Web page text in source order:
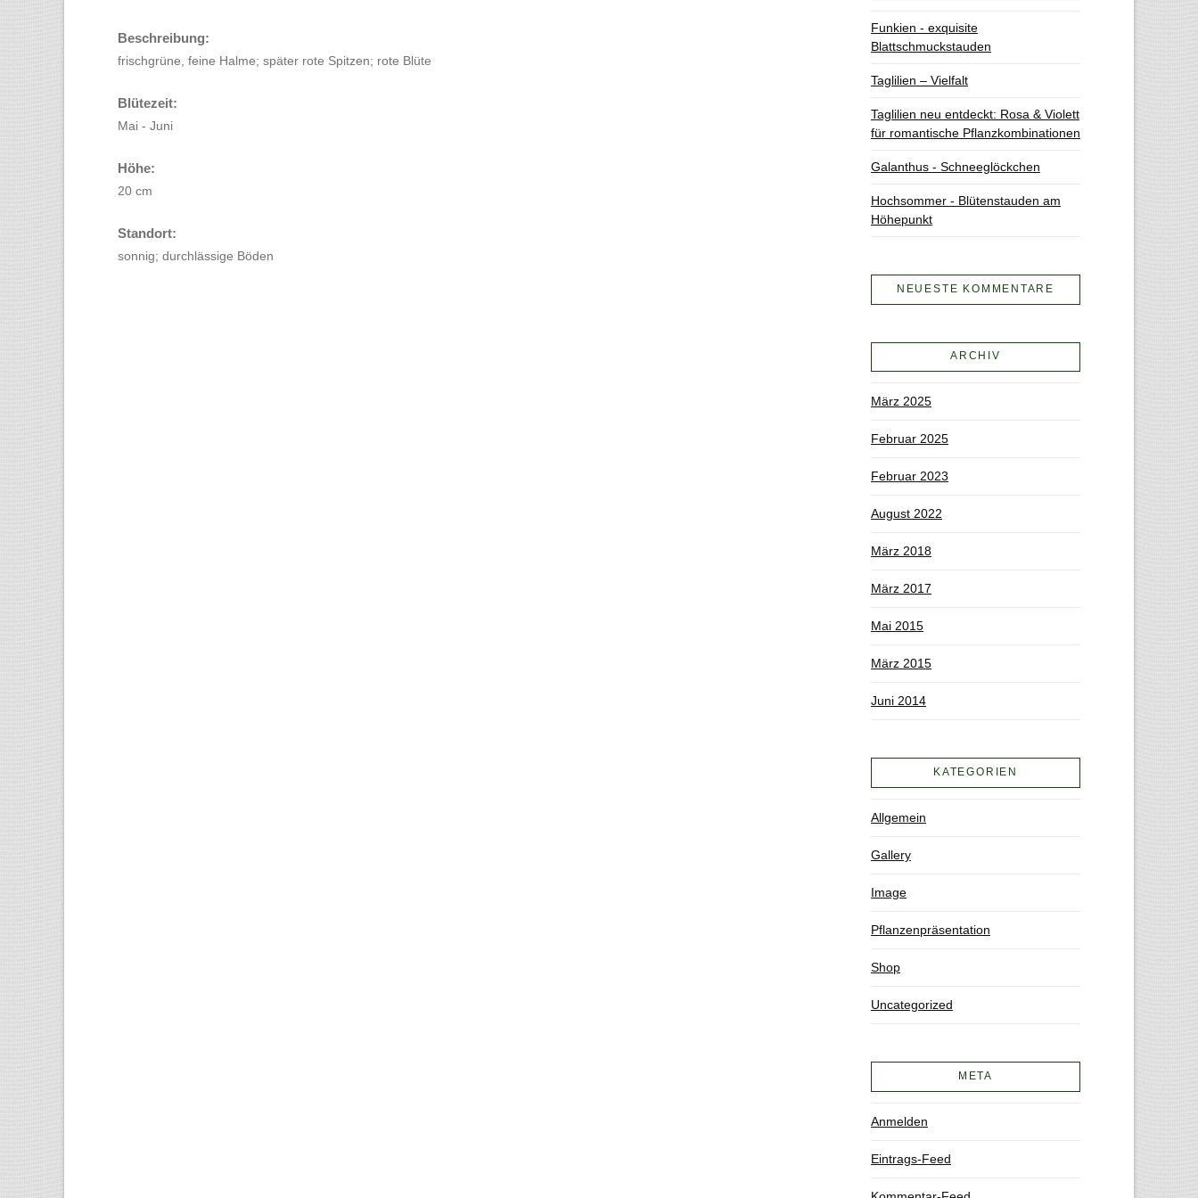
Beschreibung:
frischgrüne, feine Halme; später rote Spitzen; rote Blüte
Blütezeit:
Mai - Juni
Höhe:
20 cm
Standort:
sonnig; durchlässige Böden
Funkien - exquisite
Blattschmuckstauden
Taglilien – Vielfalt
Taglilien neu entdeckt: Rosa & Violett
für romantische Pflanzkombinationen
Galanthus - Schneeglöckchen
Hochsommer - Blütenstauden am
Höhepunkt
NEUESTE KOMMENTARE
ARCHIV
März 2025
Februar 2025
Februar 2023
August 2022
März 2018
März 2017
Mai 2015
März 2015
Juni 2014
KATEGORIEN
Allgemein
Gallery
Image
Pflanzenpräsentation
Shop
Uncategorized
META
Anmelden
Eintrags-Feed